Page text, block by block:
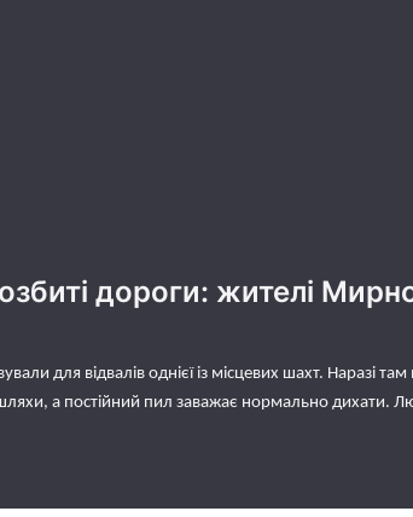
дороги: жителі
для відвалів однієї із місцевих шахт. Наразі
а постійний пил заважає нормально дихати.